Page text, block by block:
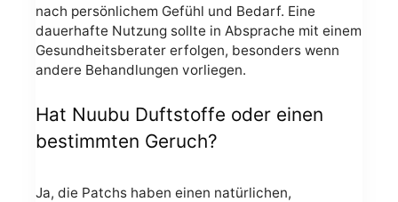
nach persönlichem Gefühl und Bedarf. Eine
dauerhafte Nutzung sollte in Absprache mit einem
Gesundheitsberater erfolgen, besonders wenn
andere Behandlungen vorliegen.
Hat Nuubu Duftstoffe oder einen
bestimmten Geruch?
Ja, die Patchs haben einen natürlichen,